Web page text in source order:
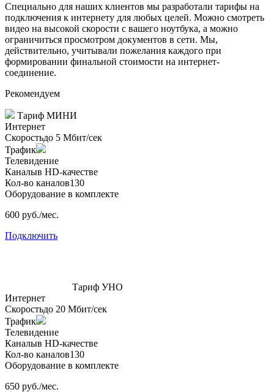
Специально для наших клиентов мы разработали тарифы на
подключения к интернету для любых целей. Можно смотреть
видео на высокой скорости с вашего ноутбука, а можно
ограничиться просмотром документов в сети. Мы,
действительно, учитывали пожелания каждого при
формировании финальной стоимости на интернет-
соединение.
Рекомендуем
Тариф МИНИ
Интернет
Скоростьдо 5 Мбит/сек
Трафик
Телевидение
Каналыв HD-качестве
Кол-во каналов130
Оборудование в комплекте
600 руб./мес.
Подключить
Тариф УНО
Интернет
Скоростьдо 20 Мбит/сек
Трафик
Телевидение
Каналыв HD-качестве
Кол-во каналов130
Оборудование в комплекте
650 руб./мес.